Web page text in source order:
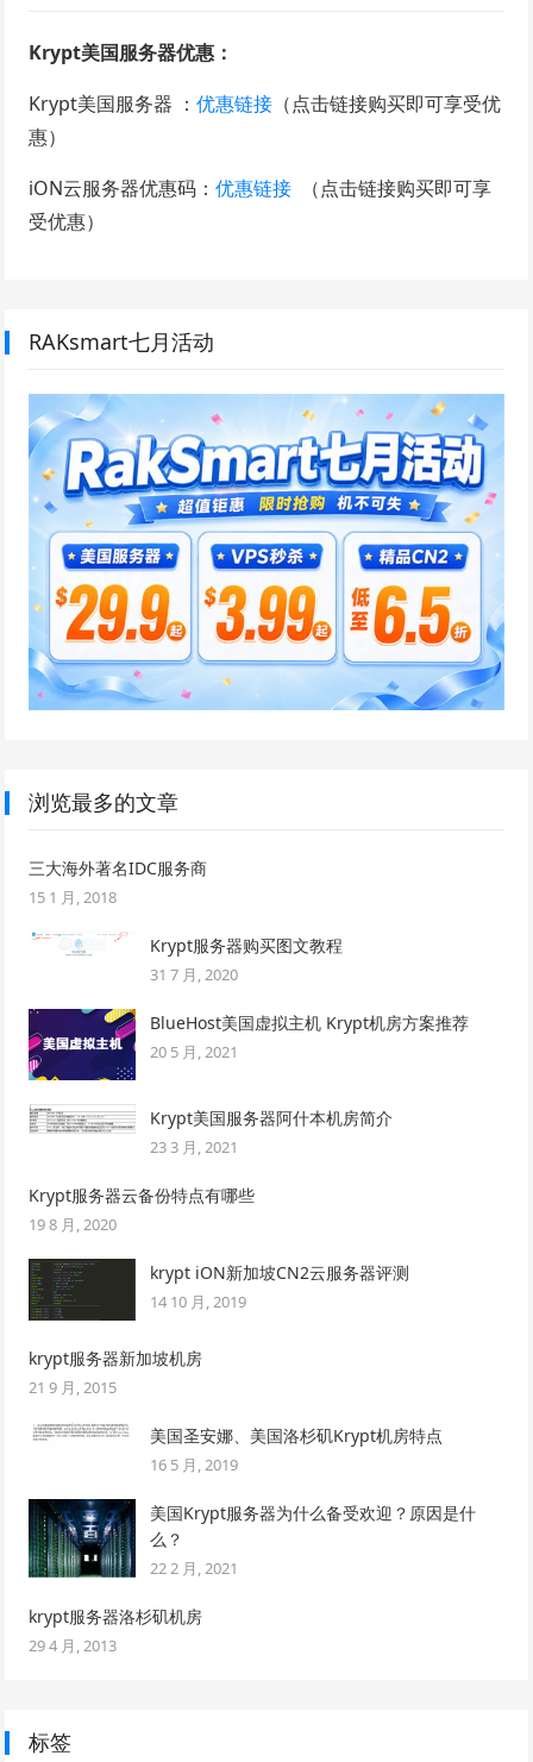
Krypt美国服务器优惠：
Krypt美国服务器 ：优惠链接 （点击链接购买即可享受优
惠）
iON云服务器优惠码：优惠链接 （点击链接购买即可享
受优惠）
RAKsmart七月活动
浏览最多的文章
三大海外著名IDC服务商
15 1 月, 2018
Krypt服务器购买图文教程
31 7 月, 2020
BlueHost美国虚拟主机 Krypt机房方案推荐
20 5 月, 2021
Krypt美国服务器阿什本机房简介
23 3 月, 2021
Krypt服务器云备份特点有哪些
19 8 月, 2020
krypt iON新加坡CN2云服务器评测
14 10 月, 2019
krypt服务器新加坡机房
21 9 月, 2015
美国圣安娜、美国洛杉矶Krypt机房特点
16 5 月, 2019
美国Krypt服务器为什么备受欢迎？原因是什
么？
22 2 月, 2021
krypt服务器洛杉矶机房
29 4 月, 2013
标签